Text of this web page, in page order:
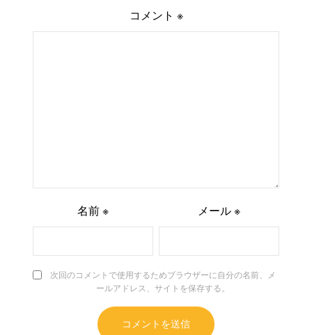
コメント ※
名前※ メール ※
次回のコメントで使用するためブラウザーに自分の名前、メ
ールアドレス、サイトを保存する。